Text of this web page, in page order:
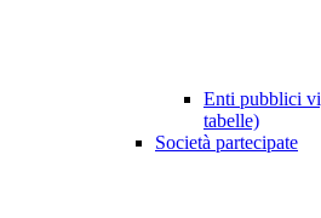
Enti pubblici
tabelle)
Società partecipate